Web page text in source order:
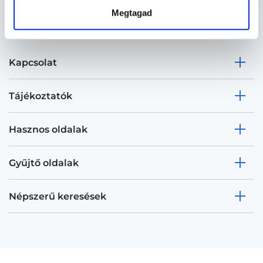
Megtagad
Kapcsolat
Tájékoztatók
Hasznos oldalak
Gyűjtő oldalak
Népszerű keresések